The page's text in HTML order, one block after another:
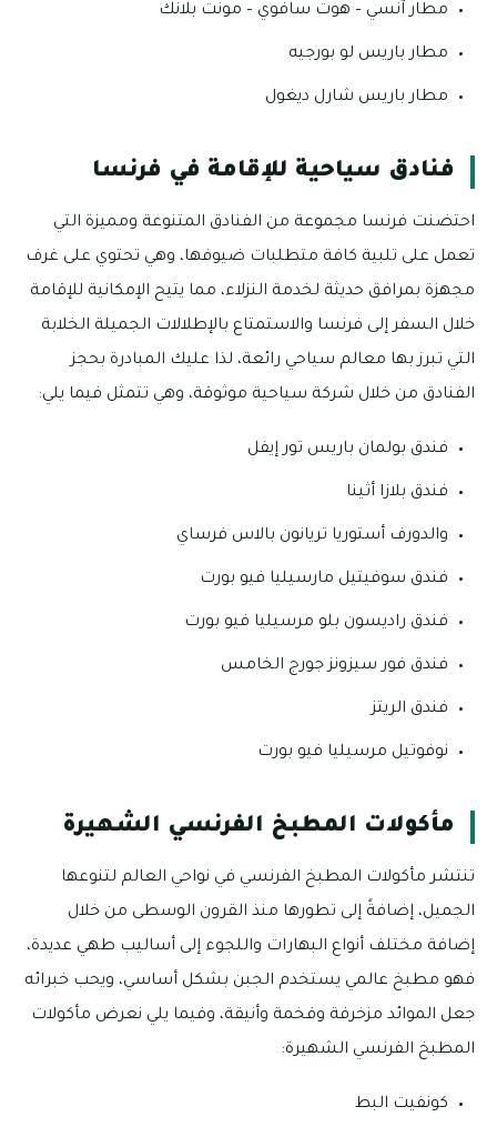
مطار آنسي – هوت سافوي – مونت بلانك
مطار باريس لو بورجيه
مطار باريس شارل ديغول
فنادق سياحية للإقامة في فرنسا
احتضنت فرنسا مجموعة من الفنادق المتنوعة ومميزة التي
تعمل على تلبية كافة متطلبات ضيوفها، وهي تحتوي على غرف
مجهزة بمرافق حديثة لخدمة النزلاء، مما يتيح الإمكانية للإقامة
خلال السفر إلى فرنسا والاستمتاع بالإطلالات الجميلة الخلابة
التي تبرز بها معالم سياحي رائعة، لذا عليك المبادرة بحجز
الفنادق من خلال شركة سياحية موثوقة، وهي تتمثل فيما يلي:
فندق بولمان باريس تور إيفل
فندق بلازا أثينا
والدورف أستوريا تريانون بالاس فرساي
فندق سوفيتيل مارسيليا فيو بورت
فندق راديسون بلو مرسيليا فيو بورت
فندق فور سيزونز جورج الخامس
فندق الريتز
نوفوتيل مرسيليا فيو بورت
مأكولات المطبخ الفرنسي الشهيرة
تنتشر مأكولات المطبخ الفرنسي في نواحي العالم لتنوعها
الجميل، إضافةً إلى تطورها منذ القرون الوسطى من خلال
إضافة مختلف أنواع البهارات واللجوء إلى أساليب طهي عديدة،
فهو مطبخ عالمي يستخدم الجبن بشكل أساسي، ويحب خبرائه
جعل الموائد مزخرفة وفخمة وأنيقة، وفيما يلي نعرض مأكولات
المطبخ الفرنسي الشهيرة:
كونفيت البط